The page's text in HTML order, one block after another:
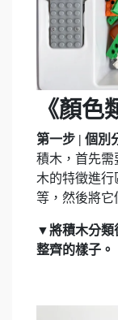
《顏色
第一步 | 個別
積木，首先需
木的特徵進行
等，然後將它
▼將積木分類
整齊的樣子。